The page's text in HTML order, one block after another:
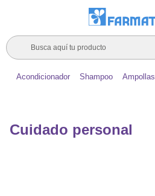
Busca aquí tu producto
Acondicionador Shampoo Ampollas
Cuidado personal